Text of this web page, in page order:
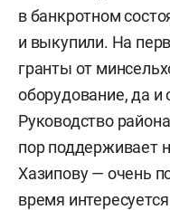
в банкротном
и выкупили. На
гранты от
оборудование, да
Руководство
пор поддерживает
Хазипову — очень
время